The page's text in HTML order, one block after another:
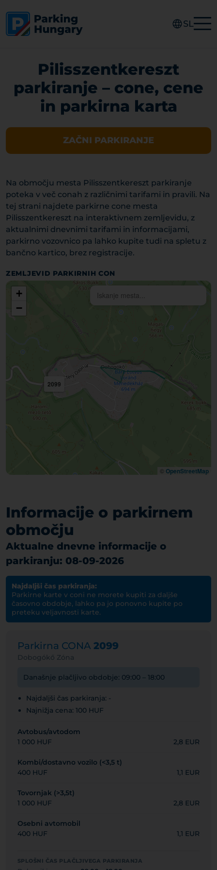
SL
Pilisszentkereszt
parkiranje – cone, cene
in parkirna karta
ZAČNI PARKIRANJE
Na območju mesta Pilisszentkereszt parkiranje
poteka v več conah z različnimi tarifami in pravili. Na
tej strani najdete parkirne cone mesta
Pilisszentkereszt na interaktivnem zemljevidu, z
aktualnimi dnevnimi tarifami in informacijami,
parkirno vozovnico pa lahko kupite tudi na spletu z
bančno kartico, brez registracije.
ZEMLJEVID PARKIRNIH CON
2099
+
−
© OpenStreetMap
Informacije o parkirnem
območju
Aktualne dnevne informacije o
parkiranju: 08-09-2026
Najdaljši čas parkiranja:
Parkirne karte v coni ne morete kupiti za daljše
časovno obdobje, lahko pa jo ponovno kupite po
preteku veljavnosti karte.
Parkirna CONA 2099
Dobogókő Zóna
Današnje plačljivo obdobje: 09:00 – 18:00
Najdaljši čas parkiranja: -
Najnižja cena: 100 HUF
Avtobus/avtodom
1 000 HUF
2,8 EUR
Kombi/dostavno vozilo (<3,5 t)
400 HUF
1,1 EUR
Tovornjak (>3,5t)
1 000 HUF
2,8 EUR
Osebni avtomobil
400 HUF
1,1 EUR
SPLOŠNI ČAS PLAČLJIVEGA PARKIRANJA